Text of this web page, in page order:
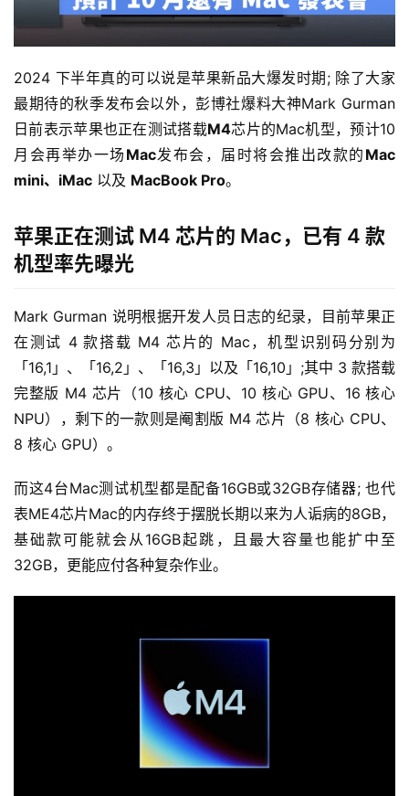
2024 下半年真的可以说是苹果新品大爆发时期; 除了大家
最期待的秋季发布会以外，彭博社爆料大神Mark Gurman
日前表示苹果也正在测试搭载M4芯片的Mac机型，预计10
月会再举办一场 Mac发布会，届时将会推出改款的 Mac
mini、iMac 以及 MacBook Pro。
苹果正在测试 M4 芯片的 Mac，已有 4 款
机型率先曝光
Mark Gurman 说明根据开发人员日志的纪录，目前苹果正
在测试 4 款搭载 M4 芯片的 Mac，机型识别码分别为
「16,1」、「16,2」、「16,3」以及「16,10」;其中 3 款搭载
完整版 M4 芯片（10 核心 CPU、10 核心 GPU、16 核心
NPU），剩下的一款则是阉割版 M4 芯片（8 核心 CPU、
8 核心 GPU）。
而这4台Mac测试机型都是配备16GB或32GB存储器; 也代
表ME4芯片Mac的内存终于摆脱长期以来为人诟病的8GB，
基础款可能就会从16GB起跳，且最大容量也能扩中至
32GB，更能应付各种复杂作业。